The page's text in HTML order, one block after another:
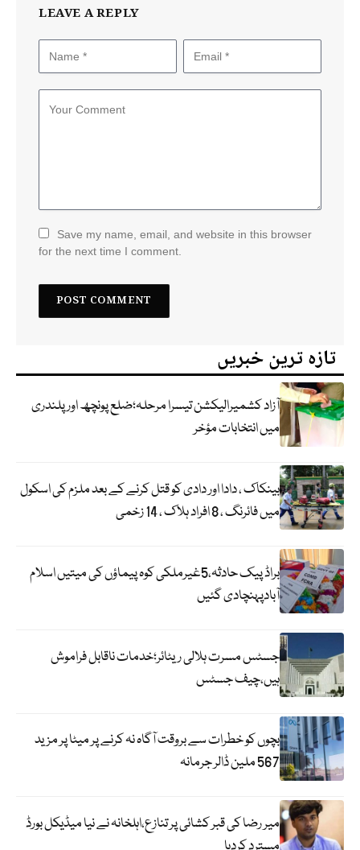
LEAVE A REPLY
Save my name, email, and website in this browser
for the next time I comment.
تازہ ترین خبریں
آزاد کشمیرالیکشن تیسرا مرحلہ؛ضلع پونچھ اور پلندری
میں انتخابات مؤخر
بینکاک ، دادا اور دادی کو قتل کرنے کے بعد ملزم کی اسکول
میں فائرنگ ، 8 افراد ہلاک ، 14 زخمی
براڈ پیک حادثہ،5غیرملکی کوہ پیماؤں کی میتیں اسلام
آبادپہنچادی گئیں
جسٹس مسرت ہلالی ریٹائر؛خدمات ناقابل فراموش
ہیں،چیف جسٹس
بچوں کو خطرات سے بروقت آگاہ نہ کرنے پر میٹا پر مزید
567 ملین ڈالر جرمانہ
میر رضا کی قبر کشائی پر تنازع،اہلخانہ نے نیا میڈیکل بورڈ